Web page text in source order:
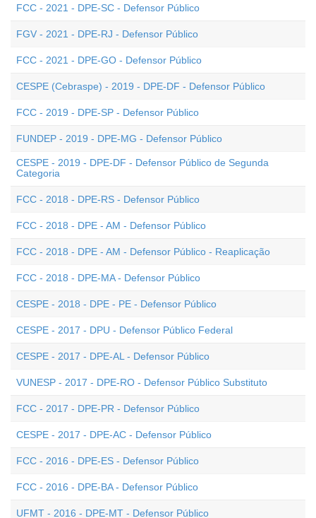
FCC - 2021 - DPE-SC - Defensor Público
FGV - 2021 - DPE-RJ - Defensor Público
FCC - 2021 - DPE-GO - Defensor Público
CESPE (Cebraspe) - 2019 - DPE-DF - Defensor Público
FCC - 2019 - DPE-SP - Defensor Público
FUNDEP - 2019 - DPE-MG - Defensor Público
CESPE - 2019 - DPE-DF - Defensor Público de Segunda
Categoria
FCC - 2018 - DPE-RS - Defensor Público
FCC - 2018 - DPE - AM - Defensor Público
FCC - 2018 - DPE - AM - Defensor Público - Reaplicação
FCC - 2018 - DPE-MA - Defensor Público
CESPE - 2018 - DPE - PE - Defensor Público
CESPE - 2017 - DPU - Defensor Público Federal
CESPE - 2017 - DPE-AL - Defensor Público
VUNESP - 2017 - DPE-RO - Defensor Público Substituto
FCC - 2017 - DPE-PR - Defensor Público
CESPE - 2017 - DPE-AC - Defensor Público
FCC - 2016 - DPE-ES - Defensor Público
FCC - 2016 - DPE-BA - Defensor Público
UFMT - 2016 - DPE-MT - Defensor Público